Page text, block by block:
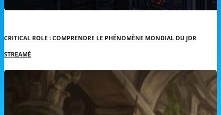
CRITICAL ROLE : COMPRENDRE LE PHÉNOMÈNE MONDIAL DU JDR
STREAMÉ